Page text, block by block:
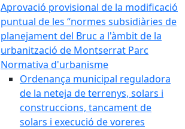
Aprovació provisional de la modificació
puntual de les “normes subsidiàries de
planejament del Bruc a l'àmbit de la
urbanització de Montserrat Parc
Normativa d'urbanisme
Ordenança municipal reguladora
de la neteja de terrenys, solars i
construccions, tancament de
solars i execució de voreres